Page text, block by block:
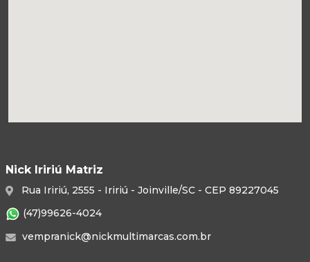
Nick Iririú Matriz
Rua Iririú, 2555 - Iririú - Joinville/SC - CEP 89227045
(47)99626-4024
vempranick@nickmultimarcas.com.br